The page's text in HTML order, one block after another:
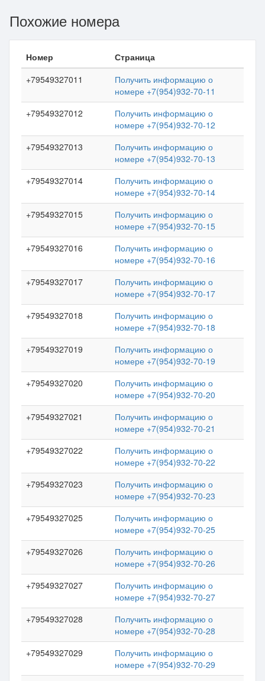
Похожие номера
Номер
Страница
+79549327011
Получить информацию о
номере +7(954)932-70-11
+79549327012
Получить информацию о
номере +7(954)932-70-12
+79549327013
Получить информацию о
номере +7(954)932-70-13
+79549327014
Получить информацию о
номере +7(954)932-70-14
+79549327015
Получить информацию о
номере +7(954)932-70-15
+79549327016
Получить информацию о
номере +7(954)932-70-16
+79549327017
Получить информацию о
номере +7(954)932-70-17
+79549327018
Получить информацию о
номере +7(954)932-70-18
+79549327019
Получить информацию о
номере +7(954)932-70-19
+79549327020
Получить информацию о
номере +7(954)932-70-20
+79549327021
Получить информацию о
номере +7(954)932-70-21
+79549327022
Получить информацию о
номере +7(954)932-70-22
+79549327023
Получить информацию о
номере +7(954)932-70-23
+79549327025
Получить информацию о
номере +7(954)932-70-25
+79549327026
Получить информацию о
номере +7(954)932-70-26
+79549327027
Получить информацию о
номере +7(954)932-70-27
+79549327028
Получить информацию о
номере +7(954)932-70-28
+79549327029
Получить информацию о
номере +7(954)932-70-29